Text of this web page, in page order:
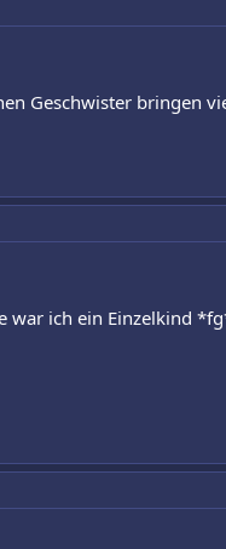
Geschwister bringen
war ich ein Einzelkind